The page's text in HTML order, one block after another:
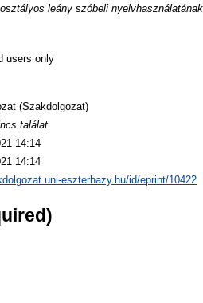
leány szóbeli
users only
(Szakdolgozat)
találat.
14:14
14:14
eszterhazy.hu/id/eprint/10422